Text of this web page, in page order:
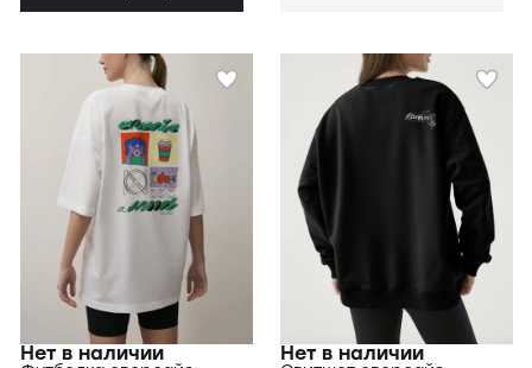
Нет в наличии Нет в наличии